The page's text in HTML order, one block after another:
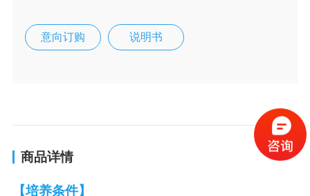
意向订购 说明书
商品详情
【培养条件】